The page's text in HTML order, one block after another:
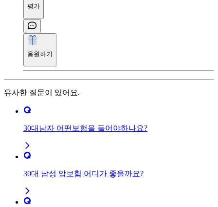
평가
응원하기
유사한 질문이 있어요.
30대남자 어떤보험을 들어야하나요?
30대 남성 암보험 어디가 좋을까요?